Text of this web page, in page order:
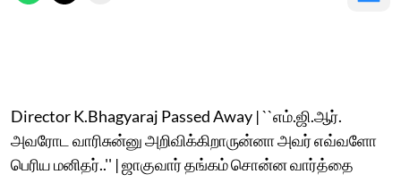
Director K.Bhagyaraj Passed Away | ``எம்.ஜி.ஆர்.
அவரோட வாரிசுன்னு அறிவிக்கிறாருன்னா அவர் எவ்வளோ
பெரிய மனிதர்..'' | ஜாகுவார் தங்கம் சொன்ன வார்த்தை